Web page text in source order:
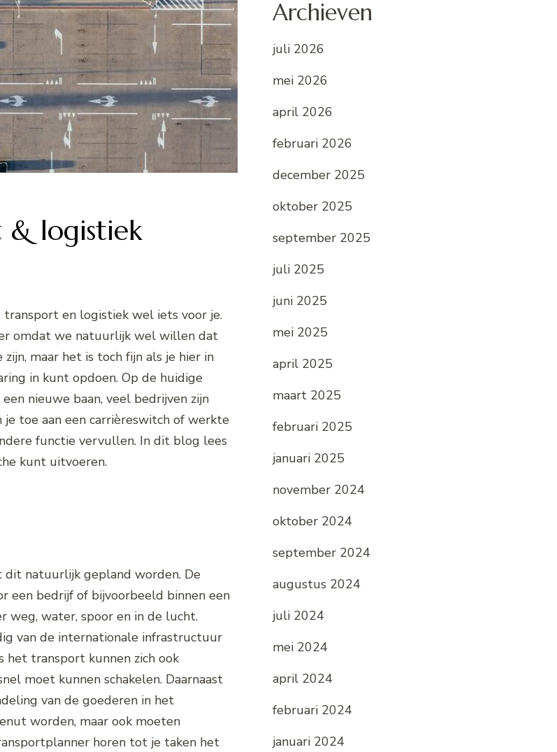
& logistiek
transport en logistiek wel iets voor je.
omdat we natuurlijk wel willen dat
maar het is toch fijn als je hier in
in kunt opdoen. Op de huidige
nieuwe baan, veel bedrijven zijn
je toe aan een carrièreswitch of werkte
functie vervullen. In dit blog lees
kunt uitvoeren.
dit natuurlijk gepland worden. De
een bedrijf of bijvoorbeeld binnen een
weg, water, spoor en in de lucht.
van de internationale infrastructuur
transport kunnen zich ook
moet kunnen schakelen. Daarnaast
van de goederen in het
worden, maar ook moeten
horen tot je taken het
Archieven
juli 2026
mei 2026
april 2026
februari 2026
december 2025
oktober 2025
september 2025
juli 2025
juni 2025
mei 2025
april 2025
maart 2025
februari 2025
januari 2025
november 2024
oktober 2024
september 2024
augustus 2024
juli 2024
mei 2024
april 2024
februari 2024
januari 2024